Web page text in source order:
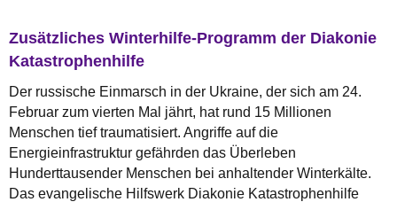
Zusätzliches Winterhilfe-Programm der Diakonie
Katastrophenhilfe
Der russische Einmarsch in der Ukraine, der sich am 24.
Februar zum vierten Mal jährt, hat rund 15 Millionen
Menschen tief traumatisiert. Angriffe auf die
Energieinfrastruktur gefährden das Überleben
Hunderttausender Menschen bei anhaltender Winterkälte.
Das evangelische Hilfswerk Diakonie Katastrophenhilfe